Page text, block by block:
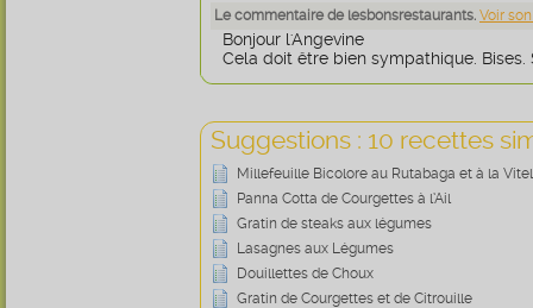
Le commentaire de lesbonsrestaurants. Voir
Bonjour l'Angevine
Cela doit être bien sympathique. Bises.
Suggestions : 10 recettes
Millefeuille Bicolore au Rutabaga et à la
Panna Cotta de Courgettes à l’Ail
Gratin de steaks aux légumes
Lasagnes aux Légumes
Douillettes de Choux
Gratin de Courgettes et de Citrouille